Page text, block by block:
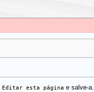
Editar esta página e salve-a.